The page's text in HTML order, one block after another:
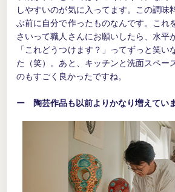
しやすいのが気に入ってます。この調味
ぶ前に自分で作ったものなんです。これ
さいって職人さんにお願いしたら、水平
「これどうつけます？」ってずっと笑い
た（笑）。あと、キッチンと洗面スペー
のもすごく良かったですね。
ー 陶芸作品も以前よりかなり増えていま